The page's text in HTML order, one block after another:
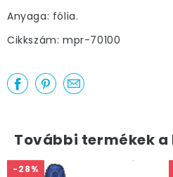
Anyaga: fólia.
Cikkszám: mpr-70100
További termékek
-28%